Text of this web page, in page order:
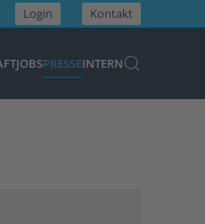
Login Kontakt
JOBSPRESSEINTERN